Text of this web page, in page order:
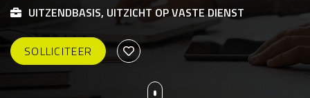
UITZENDBASIS, UITZICHT OP VASTE DIENST
SOLLICITEER